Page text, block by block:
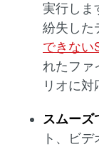
実行しま
紛失した
できない
れたファ
リオに対
スムーズ
ト、ビ